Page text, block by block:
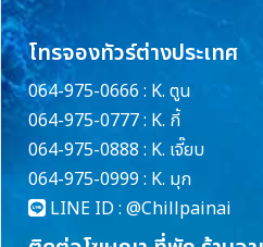
โทรจองทัวร์ต่างประเทศ
064-975-0666 : K. ตูน
064-975-0777 : K. กี้
064-975-0888 : K. เจี๊ยบ
064-975-0999 : K. มุก
LINE ID : @Chillpainai